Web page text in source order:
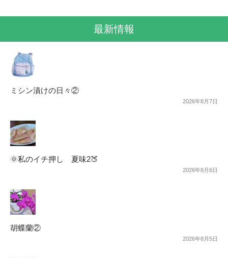
最新情報
ミシン漬けの日々②
2026年8月7日
🌞私のイチ押し 夏味2🍑
2026年8月6日
胡蝶蘭②
2026年8月5日